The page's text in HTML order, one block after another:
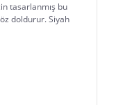
tasarlanmış bu
doldurur. Siyah